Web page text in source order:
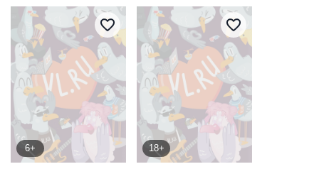
6+ 18+